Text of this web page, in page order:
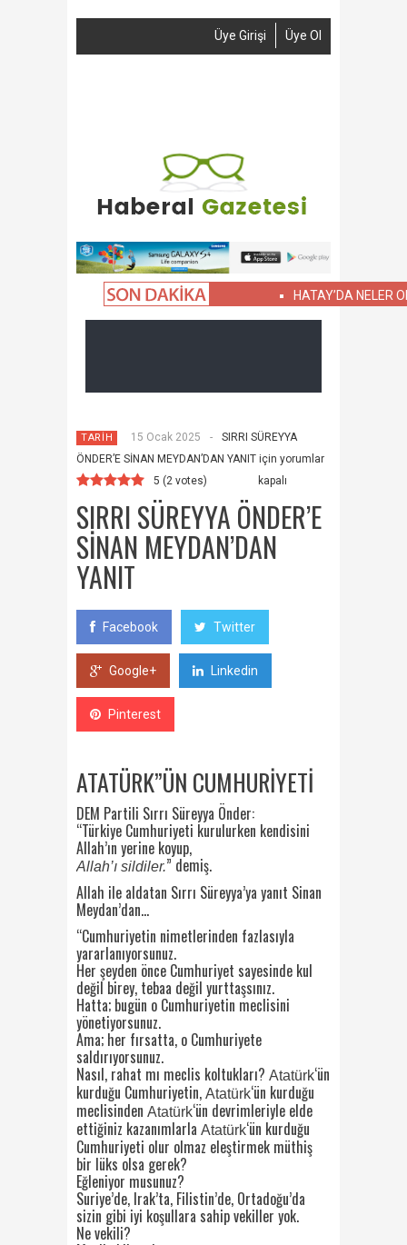
Üye Girişi Üye Ol
HATAY’DA NELER OLUYOR?
TARİH 15 Ocak 2025 -
SIRRI SÜREYYA
ÖNDER’E SİNAN MEYDAN’DAN YANIT için yorumlar
kapalı
5 (2 votes)
SIRRI SÜREYYA ÖNDER’E
SİNAN MEYDAN’DAN
YANIT
Facebook Twitter
Google+ Linkedin
Pinterest
ATATÜRK”ÜN CUMHURİYETİ
DEM Partili Sırrı Süreyya Önder:
“Türkiye Cumhuriyeti kurulurken kendisini
Allah’ın yerine koyup,
Allah’ı sildiler.” demiş.
Allah ile aldatan Sırrı Süreyya’ya yanıt Sinan
Meydan’dan…
“Cumhuriyetin nimetlerinden fazlasıyla
yararlanıyorsunuz.
Her şeyden önce Cumhuriyet sayesinde kul
değil birey, tebaa değil yurttaşsınız.
Hatta; bugün o Cumhuriyetin meclisini
yönetiyorsunuz.
Ama; her fırsatta, o Cumhuriyete
saldırıyorsunuz.
Nasıl, rahat mı meclis koltukları? Atatürk‘ün
kurduğu Cumhuriyetin, Atatürk‘ün kurduğu
meclisinden Atatürk‘ün devrimleriyle elde
ettiğiniz kazanımlarla Atatürk‘ün kurduğu
Cumhuriyeti olur olmaz eleştirmek müthiş
bir lüks olsa gerek?
Eğleniyor musunuz?
Suriye’de, Irak’ta, Filistin’de, Ortadoğu’da
sizin gibi iyi koşullara sahip vekiller yok.
Ne vekili?